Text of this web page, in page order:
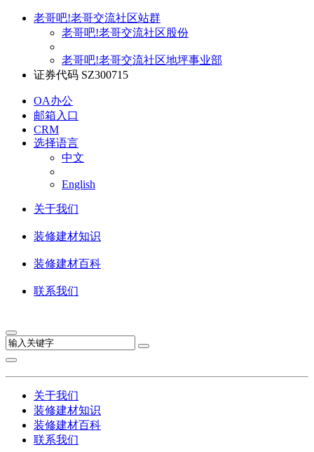
老哥吧!老哥交流社区站群
老哥吧!老哥交流社区股份
老哥吧!老哥交流社区地坪事业部
证券代码 SZ300715
OA办公
邮箱入口
CRM
选择语言
中文
English
关于我们
装修建材知识
装修建材百科
联系我们
关于我们
装修建材知识
装修建材百科
联系我们